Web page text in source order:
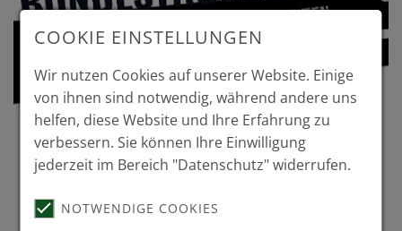
Bundestagspetition - Jetzt
mitzeichnen
COOKIE EINSTELLUNGEN
Wir nutzen Cookies auf unserer Website. Einige
von ihnen sind notwendig, während andere uns
helfen, diese Website und Ihre Erfahrung zu
verbessern. Sie können Ihre Einwilligung
jederzeit im Bereich "Datenschutz" widerrufen.
NOTWENDIGE COOKIES